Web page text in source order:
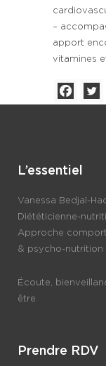
–
apport
vitamines
L’essentiel
Vanessa Bedjaï-
Diététicienne-
Approche
& psycho-nutrition
Écoute,
être.
Prendre RDV